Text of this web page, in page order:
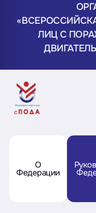
ЛИЦ С
О
Федерации